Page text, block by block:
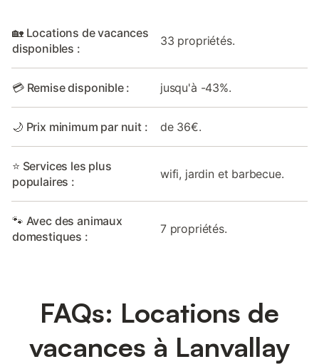
🏡 Locations de vacances
disponibles :
33 propriétés.
💳 Remise disponible : jusqu'à -43%.
🌙 Prix minimum par nuit : de 36€.
⭐ Services les plus
populaires :
wifi, jardin et barbecue.
🐾 Avec des animaux
domestiques :
7 propriétés.
FAQs: Locations de
vacances à Lanvallay